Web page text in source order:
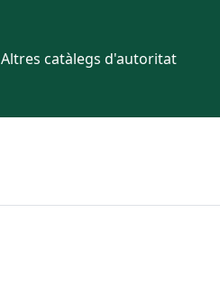
Altres catàlegs d'autoritat